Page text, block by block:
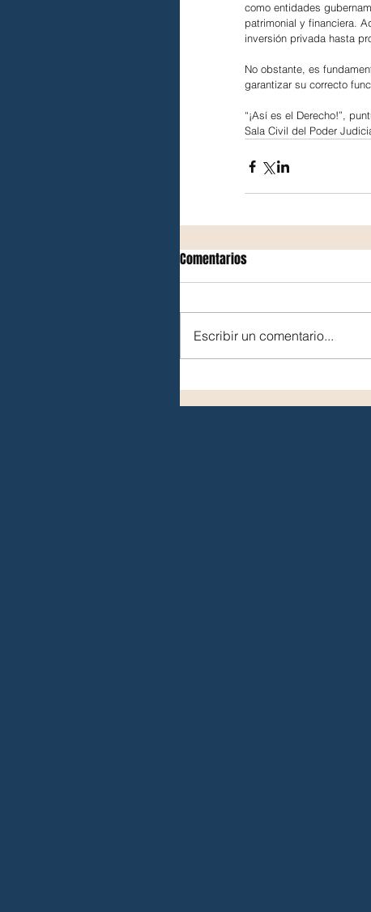
como entidades
patrimonial y financiera.
inversión privada hasta
No obstante, es
garantizar su correcto
“¡Así es el Derecho!”,
Sala Civil del Poder
Comentarios
Escribir un comentario...